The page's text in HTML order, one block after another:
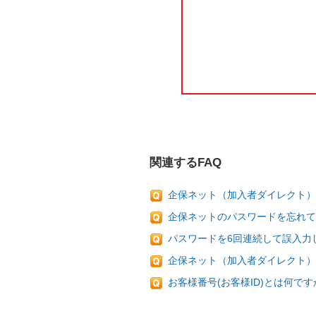
関連するFAQ
企保ネット（加入者ダイレクト
企保ネットのパスワードを忘れ
パスワードを6回連続して誤入
企保ネット（加入者ダイレクト
お客様番号(お客様ID)とは何です